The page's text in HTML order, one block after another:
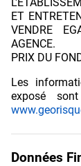
ET
VENDRE
AGENCE.
PRIX DU
Les
exposé
Données